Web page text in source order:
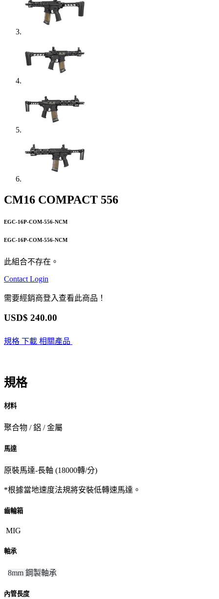
CM16 COMPACT 556
EGC-16P-COM-556-NCM
EGC-16P-COM-556-NCM
此組合不存在。
Contact Login
需要經銷商登入查看此商品！
USD$ 240.00
規格 下載 相關產品
規格
材料
聚合物 / 鋁 / 金屬
馬達
原裝馬達-長軸 (18000轉/分)
*根據當地速度法規將安裝低轉速馬達。
齒輪箱
MIG
軸承
8mm 鋼製軸承
內管長度